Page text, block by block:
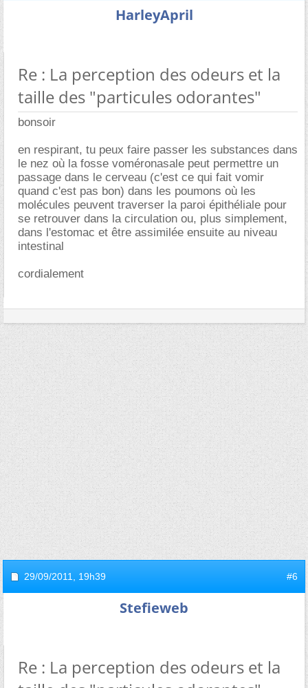
HarleyApril
Re : La perception des odeurs et la
taille des "particules odorantes"
bonsoir
en respirant, tu peux faire passer les substances dans
le nez où la fosse voméronasale peut permettre un
passage dans le cerveau (c'est ce qui fait vomir
quand c'est pas bon) dans les poumons où les
molécules peuvent traverser la paroi épithéliale pour
se retrouver dans la circulation ou, plus simplement,
dans l'estomac et être assimilée ensuite au niveau
intestinal
cordialement
29/09/2011, 19h39 #6
Stefieweb
Re : La perception des odeurs et la